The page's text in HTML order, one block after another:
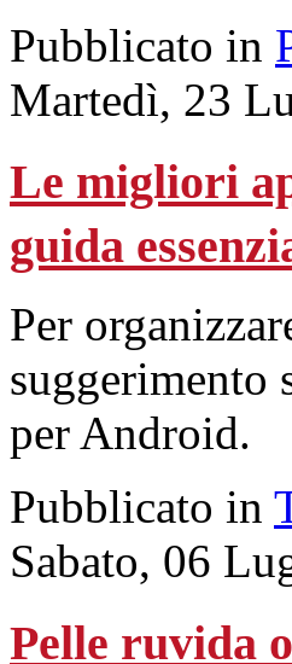
Pubblicato in
Martedì, 23
Le migliori
guida
Per
suggerimento
per Android.
Pubblicato in
Sabato, 06
Pelle ruvida